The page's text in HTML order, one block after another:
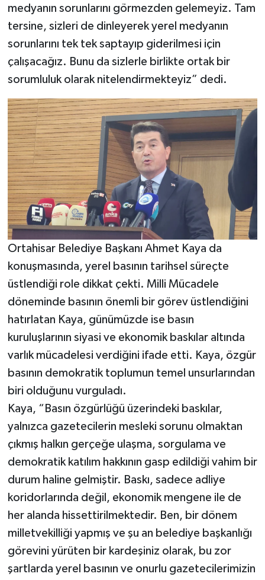
medyanın sorunlarını görmezden gelemeyiz. Tam
tersine, sizleri de dinleyerek yerel medyanın
sorunlarını tek tek saptayıp giderilmesi için
çalışacağız. Bunu da sizlerle birlikte ortak bir
sorumluluk olarak nitelendirmekteyiz” dedi.
Ortahisar Belediye Başkanı Ahmet Kaya da
konuşmasında, yerel basının tarihsel süreçte
üstlendiği role dikkat çekti. Milli Mücadele
döneminde basının önemli bir görev üstlendiğini
hatırlatan Kaya, günümüzde ise basın
kuruluşlarının siyasi ve ekonomik baskılar altında
varlık mücadelesi verdiğini ifade etti. Kaya, özgür
basının demokratik toplumun temel unsurlarından
biri olduğunu vurguladı.
Kaya, “Basın özgürlüğü üzerindeki baskılar,
yalnızca gazetecilerin mesleki sorunu olmaktan
çıkmış halkın gerçeğe ulaşma, sorgulama ve
demokratik katılım hakkının gasp edildiği vahim bir
durum haline gelmiştir. Baskı, sadece adliye
koridorlarında değil, ekonomik mengene ile de
her alanda hissettirilmektedir. Ben, bir dönem
milletvekilliği yapmış ve şu an belediye başkanlığı
görevini yürüten bir kardeşiniz olarak, bu zor
şartlarda yerel basının ve onurlu gazetecilerimizin